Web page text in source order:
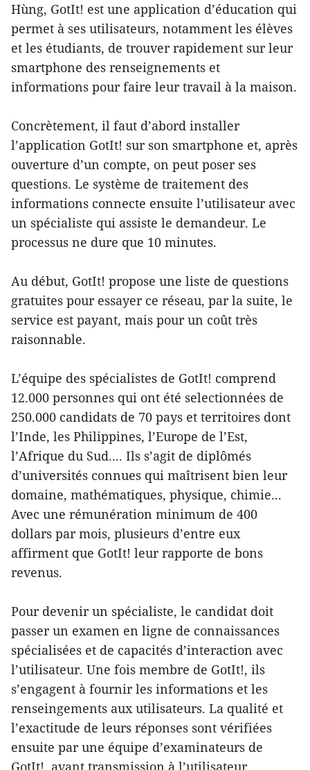
Hùng, GotIt! est une application d’éducation qui
permet à ses utilisateurs, notamment les élèves
et les étudiants, de trouver rapidement sur leur
smartphone des renseignements et
informations pour faire leur travail à la maison.
Concrètement, il faut d’abord installer
l’application GotIt! sur son smartphone et, après
ouverture d’un compte, on peut poser ses
questions. Le système de traitement des
informations connecte ensuite l’utilisateur avec
un spécialiste qui assiste le demandeur. Le
processus ne dure que 10 minutes.
Au début, GotIt! propose une liste de questions
gratuites pour essayer ce réseau, par la suite, le
service est payant, mais pour un coût très
raisonnable.
L’équipe des spécialistes de GotIt! comprend
12.000 personnes qui ont été selectionnées de
250.000 candidats de 70 pays et territoires dont
l’Inde, les Philippines, l’Europe de l’Est,
l’Afrique du Sud.... Ils s’agit de diplômés
d’universités connues qui maîtrisent bien leur
domaine, mathématiques, physique, chimie...
Avec une rémunération minimum de 400
dollars par mois, plusieurs d’entre eux
affirment que GotIt! leur rapporte de bons
revenus.
Pour devenir un spécialiste, le candidat doit
passer un examen en ligne de connaissances
spécialisées et de capacités d’interaction avec
l’utilisateur. Une fois membre de GotIt!, ils
s’engagent à fournir les informations et les
renseingements aux utilisateurs. La qualité et
l’exactitude de leurs réponses sont vérifiées
ensuite par une équipe d’examinateurs de
GotIt!, avant transmission à l’utilisateur.